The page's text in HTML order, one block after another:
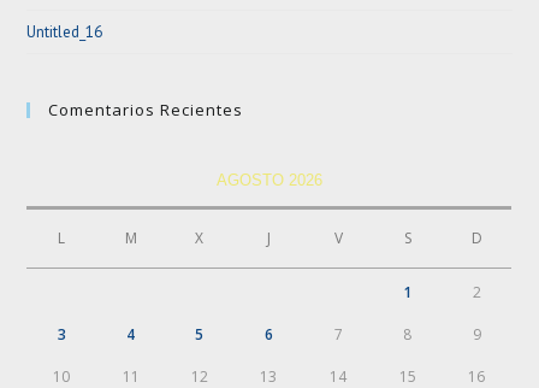
Untitled_16
Comentarios Recientes
AGOSTO 2026
L M X J V S D
1 2
3 4 5 6 7 8 9
10 11 12 13 14 15 16